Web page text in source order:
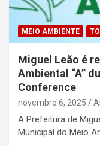
MEIO AMBIENTE
Miguel Leão é
Ambiental “A”
Conference
novembro 6, 2025
A Prefeitura de
Municipal do Meio